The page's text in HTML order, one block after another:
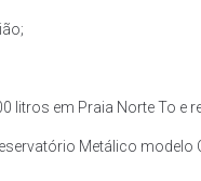
litros em Praia Norte To e
Metálico